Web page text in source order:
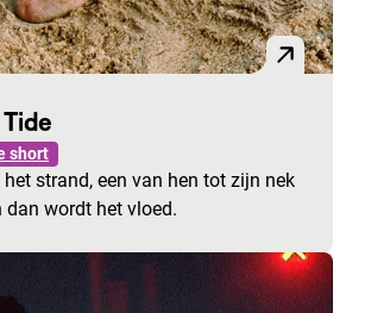
short
strand, een van hen tot zijn nek
dan wordt het vloed.